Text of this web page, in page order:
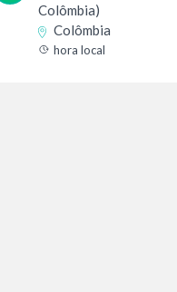
Colômbia)
Colômbia
hora local